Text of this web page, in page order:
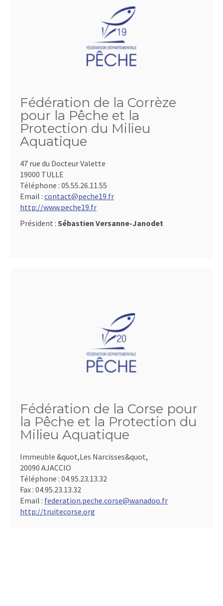
Fédération de la Corrèze
pour la Pêche et la
Protection du Milieu
Aquatique
47 rue du Docteur Valette
19000 TULLE
Téléphone : 05.55.26.11.55
Email : contact@peche19.fr
http://www.peche19.fr
Président : Sébastien Versanne-Janodet
Fédération de la Corse pour
la Pêche et la Protection du
Milieu Aquatique
Immeuble &quot,Les Narcisses&quot,
20090 AJACCIO
Téléphone : 04.95.23.13.32
Fax : 04.95.23.13.32
Email : federation.peche.corse@wanadoo.fr
http://truitecorse.org